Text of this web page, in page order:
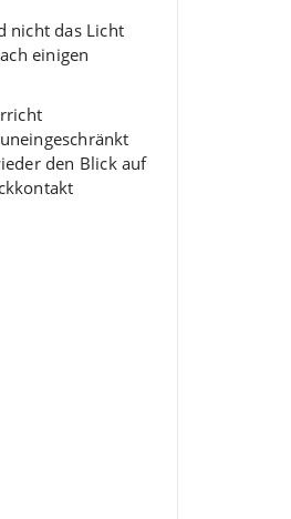
nicht das Licht
einigen
den Blick auf